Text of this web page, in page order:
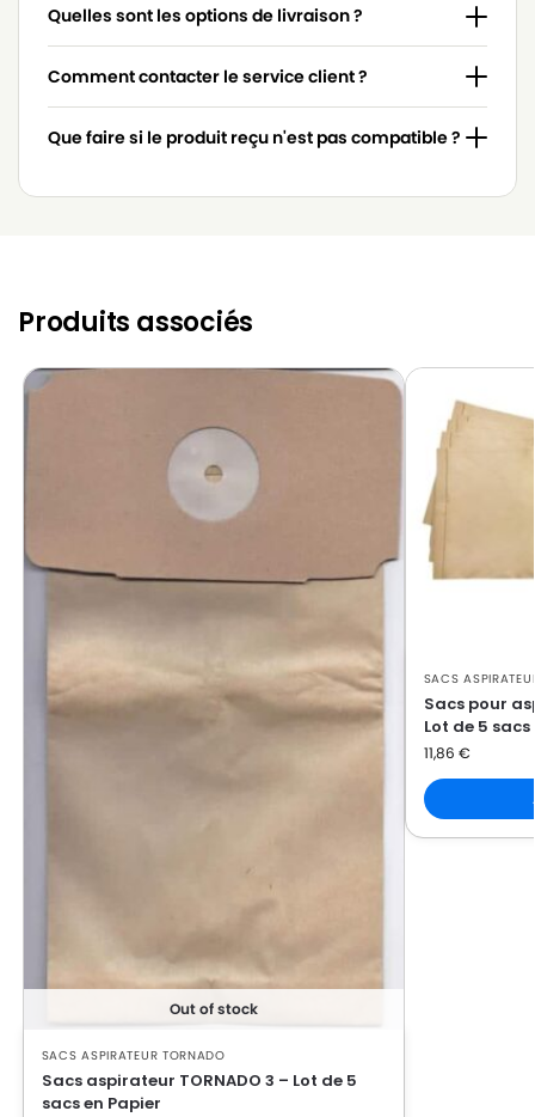
TORNADO
TORNADO SUP’AIR 800
TORNADO
TORNADO SUP’AIR GS
TORNADO
TORNADO SUP’AIR TX
TORNADO
TORNADO TX
Quelles sont les options de livraison ?
Comment contacter le service client ?
Que faire si le produit reçu n'est pas compatible ?
Produits associés
Out of stock
SACS ASPIRATEUR TORNADO
Sacs aspirateur TORNADO 3 – Lot de 5
sacs en Papier
SACS
Sacs pour
Lot de 5
11,86 €